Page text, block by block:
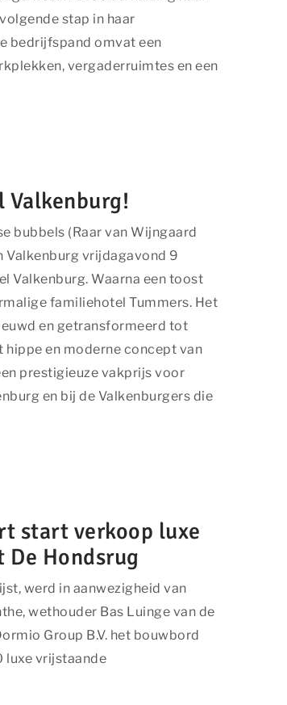
stap in haar
bedrijfspand omvat een
vergaderruimtes en een
bubbels (Raar van Wijngaard
Valkenburg vrijdagavond 9
Valkenburg. Waarna een toost
familiehotel Tummers. Het
en getransformeerd tot
en moderne concept van
prestigieuze vakprijs voor
en bij de Valkenburgers die
start verkoop luxe
Hondsrug
werd in aanwezigheid van
wethouder Bas Luinge van de
Group B.V. het bouwbord
luxe vrijstaande